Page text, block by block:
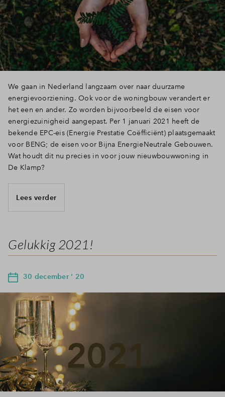
We gaan in Nederland langzaam over naar duurzame
energievoorziening. Ook voor de woningbouw verandert er
het een en ander. Zo worden bijvoorbeeld de eisen voor
energiezuinigheid aangepast. Per 1 januari 2021 heeft de
bekende EPC-eis (Energie Prestatie Coëfficiënt) plaatsgemaakt
voor BENG; de eisen voor Bijna EnergieNeutrale Gebouwen.
Wat houdt dit nu precies in voor jouw nieuwbouwwoning in
De Klamp?
Lees verder
Gelukkig 2021!
30 december ' 20